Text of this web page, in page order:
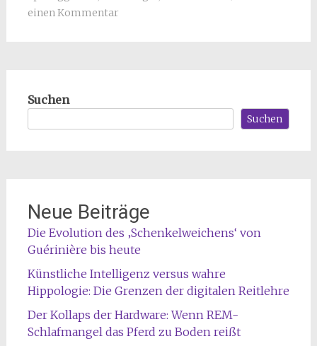
einen Kommentar
Suchen
Suchen
Neue Beiträge
Die Evolution des ‚Schenkelweichens‘ von
Guérinière bis heute
Künstliche Intelligenz versus wahre
Hippologie: Die Grenzen der digitalen Reitlehre
Der Kollaps der Hardware: Wenn REM-
Schlafmangel das Pferd zu Boden reißt